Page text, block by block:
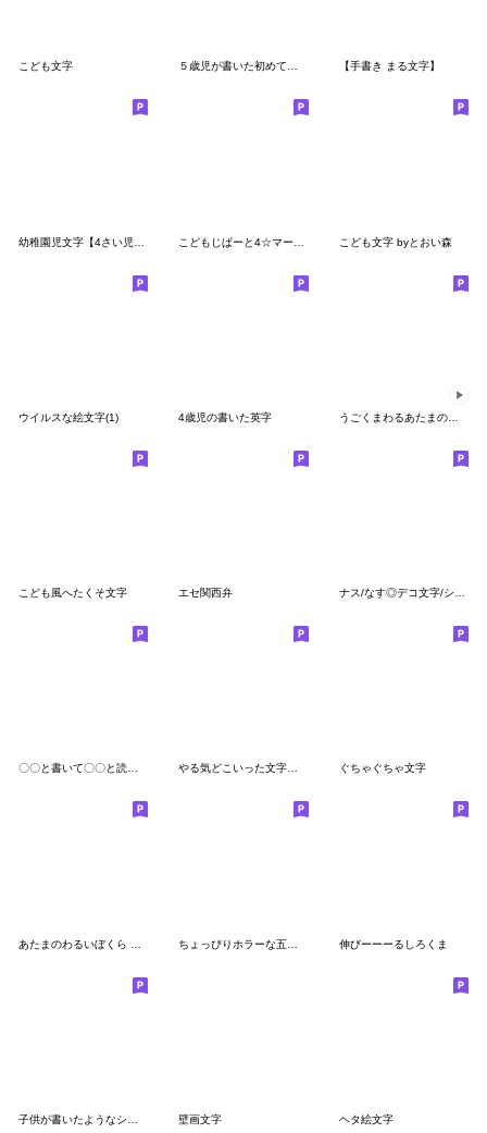
こども文字 【手書き まる文字】
こども文字 byとおい森
ウイルスな絵文字(1) 4歳児の書いた英字 うごくまわるあたまのわるいぼくらのえもじ
こども風へたくそ文字 エセ関西弁
〇〇と書いて〇〇と読む-シンプル文字遊び- やる気どこいった文字フォント ぐちゃぐちゃ文字
伸びーーーるしろくま
壁画文字 ヘタ絵文字